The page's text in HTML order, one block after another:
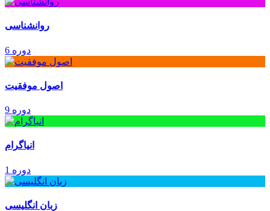
روانشناسی
6 دوره
اصول موفقیت
9 دوره
انیاگرام
1 دوره
زبان انگلیسی